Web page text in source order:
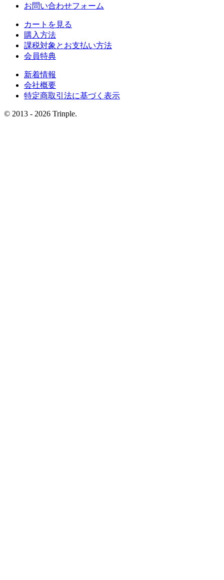
お問い合わせフォーム
カートを見る
購入方法
課税対象とお支払い方法
会員特典
新着情報
会社概要
特定商取引法に基づく表示
© 2013 - 2026 Trinple.